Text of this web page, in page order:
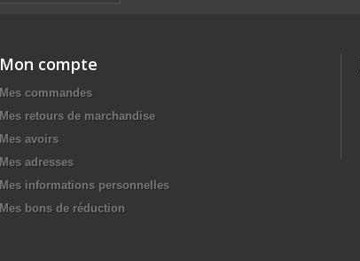
Mon compte
Mes commandes
Mes retours de marchandise
Mes avoirs
Mes adresses
Mes informations personnelles
Mes bons de réduction